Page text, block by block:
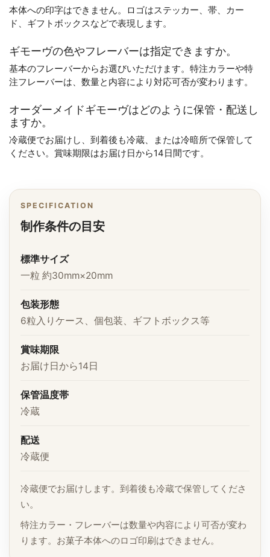
本体への印字はできません。ロゴはステッカー、帯、カー
ド、ギフトボックスなどで表現します。
ギモーヴの色やフレーバーは指定できますか。
基本のフレーバーからお選びいただけます。特注カラーや特
注フレーバーは、数量と内容により対応可否が変わります。
オーダーメイドギモーヴはどのように保管・配送し
ますか。
冷蔵便でお届けし、到着後も冷蔵、または冷暗所で保管して
ください。賞味期限はお届け日から14日間です。
SPECIFICATION
制作条件の目安
標準サイズ
一粒 約30mm×20mm
包装形態
6粒入りケース、個包装、ギフトボックス等
賞味期限
お届け日から14日
保管温度帯
冷蔵
配送
冷蔵便
冷蔵便でお届けします。到着後も冷蔵で保管してくださ
い。
特注カラー・フレーバーは数量や内容により可否が変わ
ります。お菓子本体へのロゴ印刷はできません。